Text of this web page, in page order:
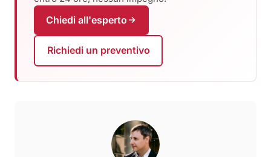
Chiedi all'esperto
Richiedi un preventivo